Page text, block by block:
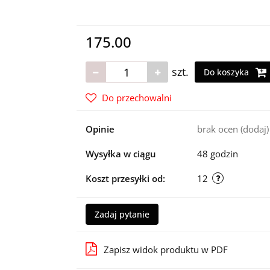
175.00
szt. Do koszyka
Do przechowalni
Opinie brak ocen (dodaj)
Wysyłka w ciągu 48 godzin
Koszt przesyłki od: 12
Zadaj pytanie
Zapisz widok produktu w PDF